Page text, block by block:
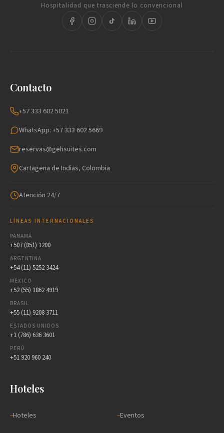
Hospitalidad que trasciende lo convencional
Contacto
+57 333 602 5021
WhatsApp: +57 333 602 5669
reservas@gehsuites.com
Cartagena de Indias, Colombia
Atención 24/7
LÍNEAS INTERNACIONALES
PANAMÁ
+507 (851) 1200
ARGENTINA
+54 (11) 5252 3424
MÉXICO
+52 (55) 1862 4919
BRASIL
+55 (11) 9208 3711
ESTADOS UNIDOS
+1 (786) 636 3601
PERÚ
+51 920 960 240
Hoteles
Hoteles Eventos